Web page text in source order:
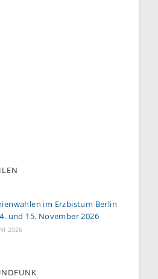
im Erzbistum Berlin
und 15. November 2026
2026